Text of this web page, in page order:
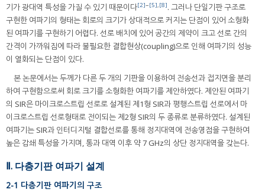
기가 광대역 특성을 가질 수 있기 때문이다[2]~[5],[8]. 그러나 단일기판 구조로
구현한 여파기의 형태는 회로의 크기가 상대적으로 커지는 단점이 있어 소형화
된 여파기를 구현하기 어렵다. 선로 배치에 있어 공간의 제약이 크고 선로 간의
간격이 가까워짐에 따라 불필요한 결합현상(coupling)으로 인해 여파기의 성능
이 열화되는 단점이 있다.
본 논문에서는 두께가 다른 두 개의 기판을 이용하여 전송선과 접지면을 분리
하여 구현함으로써 회로 크기를 소형화한 여파기를 제안하였다. 제안된 여파기
의 SIR은 마이크로스트립 선로로 설계된 제1형 SIR과 평행스트립 선로에서 마
이크로스트립 선로형태로 전이되는 제2형 SIR의 두 종류로 분류하였다. 설계된
여파기는 SIR과 인터디지털 결합선로를 통해 정지대역에 전송영점을 구현하여
높은 감쇄 특성을 가지며, 통과 대역 이후 약 7 GHz의 상단 정지대역을 갖는다.
Ⅱ. 다층기판 여파기 설계
2-1 다층기판 여파기의 구조